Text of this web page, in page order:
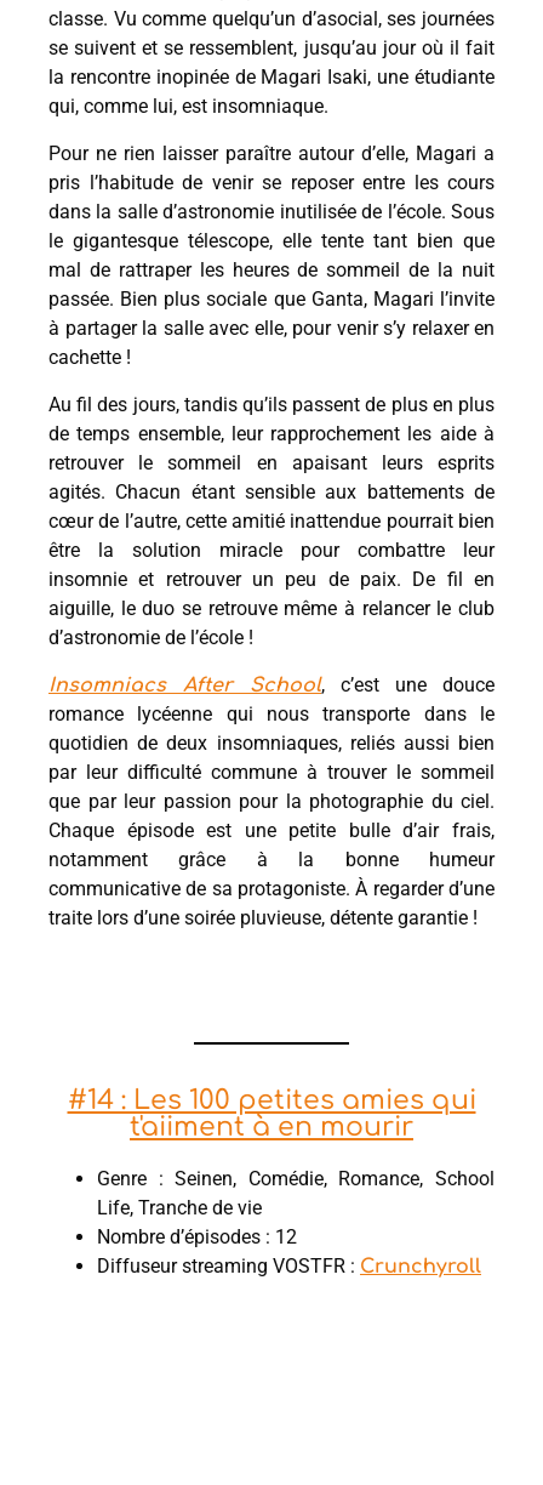
classe. Vu comme quelqu’un d’asocial, ses journées
se suivent et se ressemblent, jusqu’au jour où il fait
la rencontre inopinée de Magari Isaki, une étudiante
qui, comme lui, est insomniaque.
Pour ne rien laisser paraître autour d’elle, Magari a
pris l’habitude de venir se reposer entre les cours
dans la salle d’astronomie inutilisée de l’école. Sous
le gigantesque télescope, elle tente tant bien que
mal de rattraper les heures de sommeil de la nuit
passée. Bien plus sociale que Ganta, Magari l’invite
à partager la salle avec elle, pour venir s’y relaxer en
cachette !
Au fil des jours, tandis qu’ils passent de plus en plus
de temps ensemble, leur rapprochement les aide à
retrouver le sommeil en apaisant leurs esprits
agités. Chacun étant sensible aux battements de
cœur de l’autre, cette amitié inattendue pourrait bien
être la solution miracle pour combattre leur
insomnie et retrouver un peu de paix. De fil en
aiguille, le duo se retrouve même à relancer le club
d’astronomie de l’école !
Insomniacs After School, c’est une douce
romance lycéenne qui nous transporte dans le
quotidien de deux insomniaques, reliés aussi bien
par leur difficulté commune à trouver le sommeil
que par leur passion pour la photographie du ciel.
Chaque épisode est une petite bulle d’air frais,
notamment grâce à la bonne humeur
communicative de sa protagoniste. À regarder d’une
traite lors d’une soirée pluvieuse, détente garantie !
#14 : Les 100 petites amies qui
t'aiiment à en mourir
Genre : Seinen, Comédie, Romance, School
Life, Tranche de vie
Nombre d’épisodes : 12
Diffuseur streaming VOSTFR : Crunchyroll